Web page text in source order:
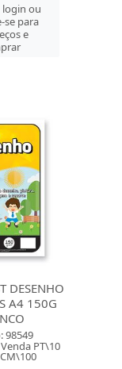
login ou
se para
e
DESENHO
A4 150G
98549
PT\10